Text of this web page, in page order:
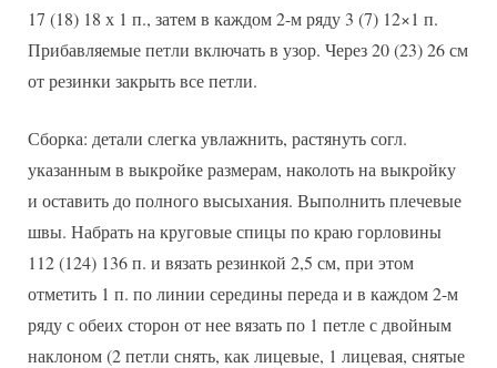
17 (18) 18 х 1 п., затем в каждом 2-м ряду 3 (7) 12×1 п.
Прибавляемые петли включать в узор. Через 20 (23) 26 см
от резинки закрыть все петли.
Сборка: детали слегка увлажнить, растянуть согл.
указанным в выкройке размерам, наколоть на выкройку
и оставить до полного высыхания. Выполнить плечевые
швы. Набрать на круговые спицы по краю горловины
112 (124) 136 п. и вязать резинкой 2,5 см, при этом
отметить 1 п. по линии середины переда и в каждом 2-м
ряду с обеих сторон от нее вязать по 1 петле с двойным
наклоном (2 петли снять, как лицевые, 1 лицевая, снятые